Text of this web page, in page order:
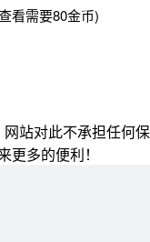
看需要80金币)
站对此不承担任何保
多的便利！